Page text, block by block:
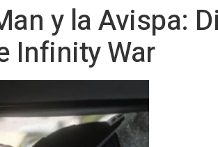
y la Avispa:
Infinity War